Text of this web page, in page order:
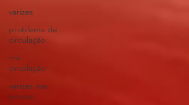
varizes
problema de
circulação
má
circulação
varizes nas
pernas